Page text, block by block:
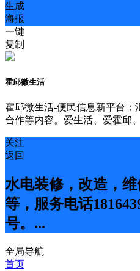
生成
海报
一键
复制
霍邱微生活
霍邱微生活-便民信息新平台；
合作等内容。爱生活、爱霍邱
关注
返回
水电装修，改造，
等，服务电话
号。...
全局导航
首页